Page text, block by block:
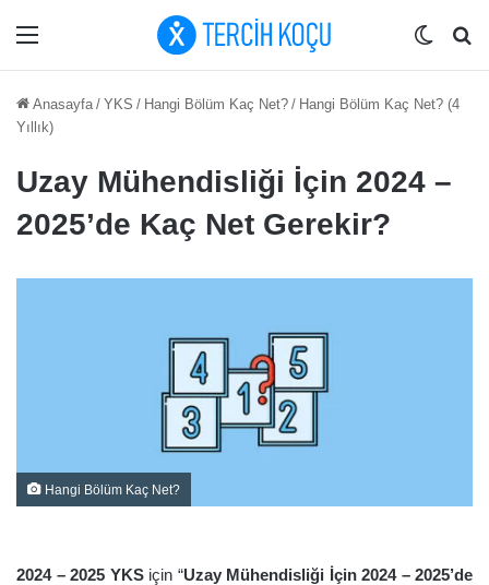
Menü Dış
Anasayfa / YKS / Hangi Bölüm Kaç Net? / Hangi Bölüm Kaç Net? (4
Yıllık)
Uzay Mühendisliği İçin 2024 –
2025’de Kaç Net Gerekir?
Hangi Bölüm Kaç Net?
2024 – 2025 YKSiçin “Uzay Mühendisliği İçin 2024 – 2025’de